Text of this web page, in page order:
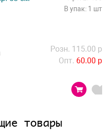
В упак: 1 шт
Розн. 115.00 р
Опт. 60.00 р
товары